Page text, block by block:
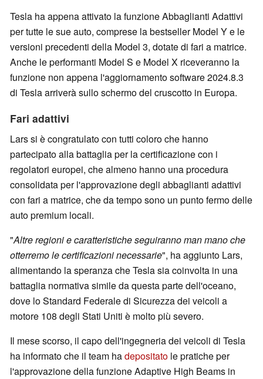
Tesla ha appena attivato la funzione Abbaglianti Adattivi
per tutte le sue auto, comprese la bestseller Model Y e le
versioni precedenti della Model 3, dotate di fari a matrice.
Anche le performanti Model S e Model X riceveranno la
funzione non appena l'aggiornamento software 2024.8.3
di Tesla arriverà sullo schermo del cruscotto in Europa.
Fari adattivi
Lars si è congratulato con tutti coloro che hanno
partecipato alla battaglia per la certificazione con i
regolatori europei, che almeno hanno una procedura
consolidata per l'approvazione degli abbaglianti adattivi
con fari a matrice, che da tempo sono un punto fermo delle
auto premium locali.
"Altre regioni e caratteristiche seguiranno man mano che
otterremo le certificazioni necessarie", ha aggiunto Lars,
alimentando la speranza che Tesla sia coinvolta in una
battaglia normativa simile da questa parte dell'oceano,
dove lo Standard Federale di Sicurezza dei veicoli a
motore 108 degli Stati Uniti è molto più severo.
Il mese scorso, il capo dell'ingegneria dei veicoli di Tesla
ha informato che il team hadepositato le pratiche per
l'approvazione della funzione Adaptive High Beams in